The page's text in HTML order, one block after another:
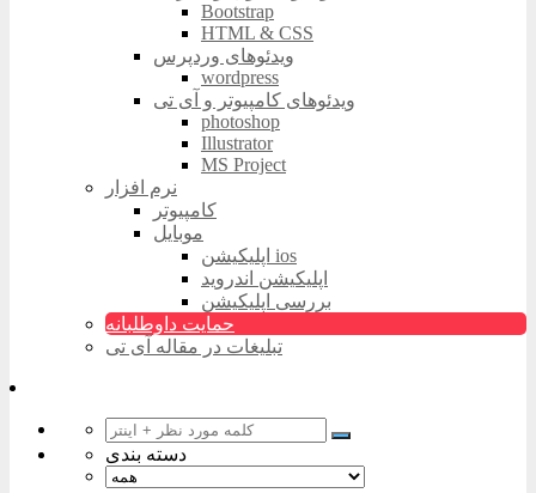
Bootstrap
HTML & CSS
ویدئوهای وردپرس
wordpress
ویدئوهای کامپیوتر و آی تی
photoshop
Illustrator
MS Project
نرم افزار
کامپیوتر
موبایل
اپلیکیشن ios
اپلیکیشن اندروید
بررسی اپلیکیشن
حمایت داوطلبانه
تبلیغات در مقاله آی تی
دسته بندی